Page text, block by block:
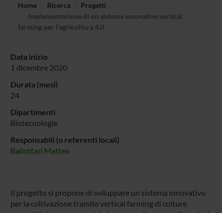
Home Ricerca
Progetti
Implementazione di un sistema innovativo vertical
farming per l'agricoltura 4.0
Data inizio
1 dicembre 2020
Durata (mesi)
24
Dipartimenti
Biotecnologie
Responsabili (o referenti locali)
Ballottari Matteo
Il progetto si propone di sviluppare un sistema innovativo
per la coltivazione tramite vertical farming di colture